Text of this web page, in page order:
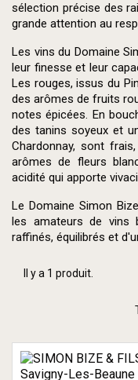
sélection précise des
grande attention au
Les vins du Domaine
leur finesse et leur
Les rouges, issus du
des arômes de fruits
notes épicées. En
des tanins soyeux et
Chardonnay, sont
arômes de fleurs
acidité qui apporte
Le Domaine Simon
les amateurs de vins
raffinés, équilibrés et
Il y a 1 produit.